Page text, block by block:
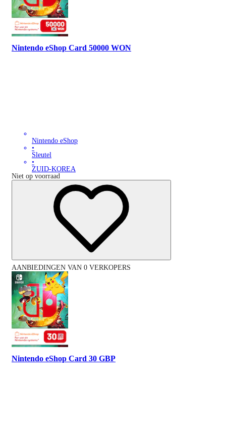
Nintendo eShop Card 50000 WON
Nintendo eShop
•
Sleutel
•
ZUID-KOREA
Niet op voorraad
AANBIEDINGEN VAN 0 VERKOPERS
Nintendo eShop Card 30 GBP